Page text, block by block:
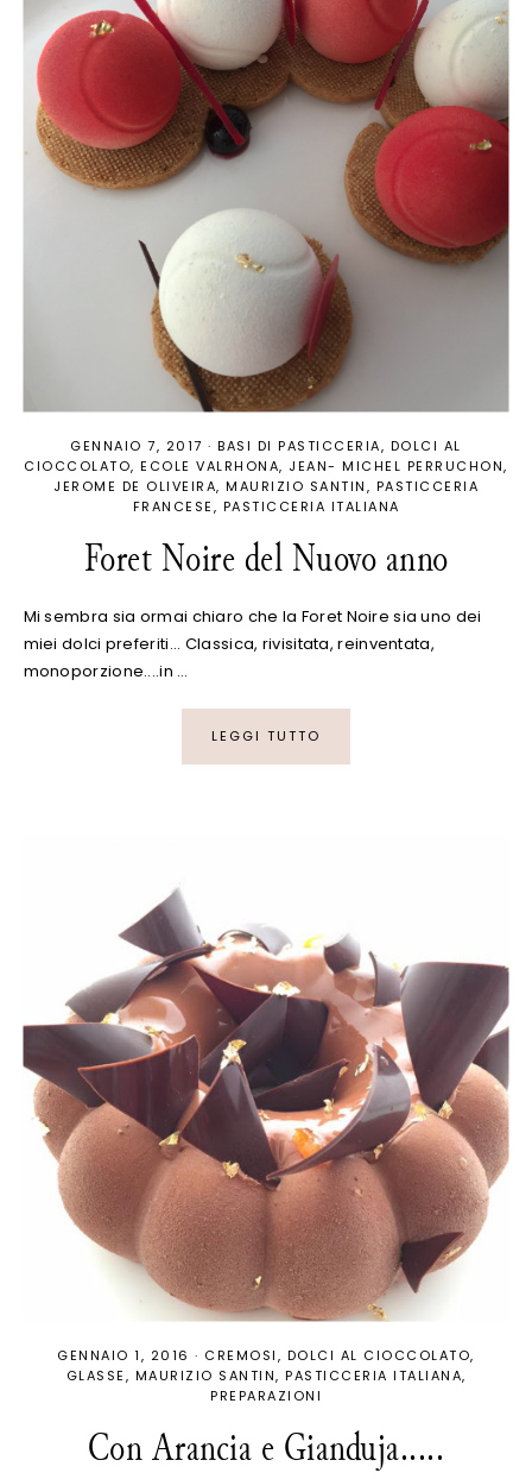
GENNAIO 7, 2017 · BASI DI PASTICCERIA
DOLCI AL
CIOCCOLATO ECOLE VALRHONA JEAN- MICHEL PERRUCHON
JEROME DE OLIVEIRA MAURIZIO SANTIN
PASTICCERIA
FRANCESE
PASTICCERIA ITALIANA
Foret Noire del Nuovo anno
Mi sembra sia ormai chiaro che la Foret Noire sia uno dei
miei dolci preferiti... Classica, rivisitata, reinventata,
monoporzione....in …
LEGGI TUTTO
GENNAIO 1, 2016 · CREMOSI
DOLCI AL CIOCCOLATO
GLASSE
MAURIZIO SANTIN
PASTICCERIA ITALIANA
PREPARAZIONI
Con Arancia e Gianduja.....